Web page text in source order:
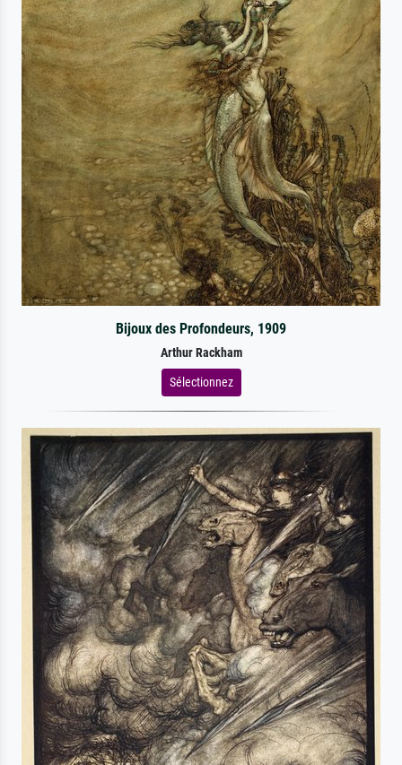
Bijoux des Profondeurs, 1909
Arthur Rackham
Sélectionnez